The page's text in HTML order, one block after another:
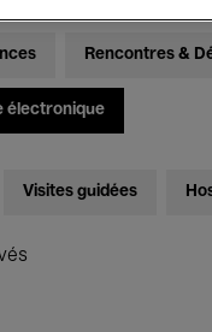
Rencontres &
électronique
Visites guidées